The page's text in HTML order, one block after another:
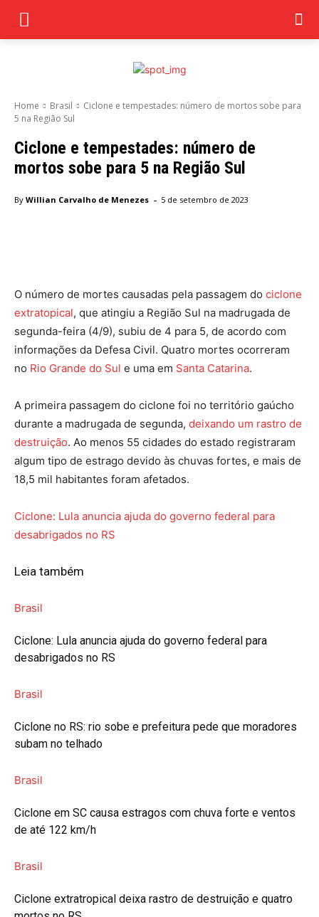
Home Brasil
Ciclone e tempestades: número de mortos sobe para
5 na Região Sul
Ciclone e tempestades: número de
mortos sobe para 5 na Região Sul
By Willian Carvalho de Menezes - 5 de setembro de 2023
O número de mortes causadas pela passagem do ciclone
extratopical, que atingiu a Região Sul na madrugada de
segunda-feira (4/9), subiu de 4 para 5, de acordo com
informações da Defesa Civil. Quatro mortes ocorreram
no Rio Grande do Sul e uma em Santa Catarina.
A primeira passagem do ciclone foi no território gaúcho
durante a madrugada de segunda, deixando um rastro de
destruição. Ao menos 55 cidades do estado registraram
algum tipo de estrago devido às chuvas fortes, e mais de
18,5 mil habitantes foram afetados.
Ciclone: Lula anuncia ajuda do governo federal para
desabrigados no RS
Leia também
Brasil
Ciclone: Lula anuncia ajuda do governo federal para
desabrigados no RS
Brasil
Ciclone no RS: rio sobe e prefeitura pede que moradores
subam no telhado
Brasil
Ciclone em SC causa estragos com chuva forte e ventos
de até 122 km/h
Brasil
Ciclone extratropical deixa rastro de destruição e quatro